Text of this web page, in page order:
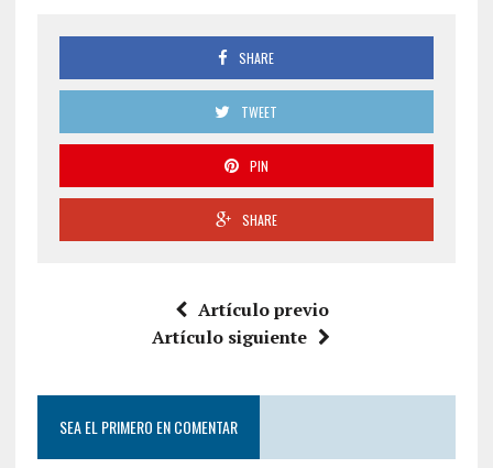
SHARE
TWEET
PIN
SHARE
Artículo previo
Artículo siguiente
SEA EL PRIMERO EN COMENTAR